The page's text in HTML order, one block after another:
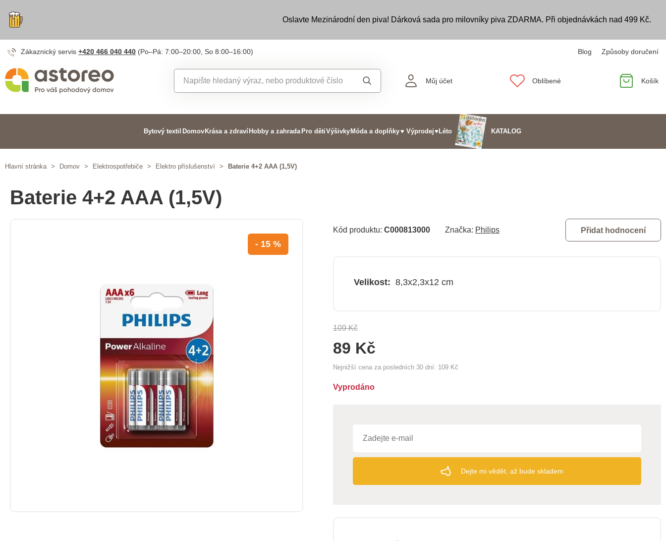
Oslavte Mezinárodní den piva! Dárková sada pro milovníky piva ZDARMA. Při objednávkách nad 499 Kč.
Zákaznický servis +420 466 040 440 (Po–Pá: 7:00–20:00, So 8:00–16:00) Blog Způsoby doručení
Můj účet Oblíbené Košík
Bytový textil Domov Krása a zdraví Hobby a zahrada Pro dětiVýšivky Móda a doplňky♥ Výprodej♥Léto KATALOG
Hlavní stránka > Domov > Elektrospotřebiče > Elektro příslušenství > Baterie 4+2 AAA (1,5V)
Baterie 4+2 AAA (1,5V)
- 15 %
Kód produktu: C000813000 Značka: Philips Přidat hodnocení
Velikost: 8,3x2,3x12 cm
109 Kč
89 Kč
Nejnižší cena za posledních 30 dní: 109 Kč
Vyprodáno
Dejte mi vědět, až bude skladem